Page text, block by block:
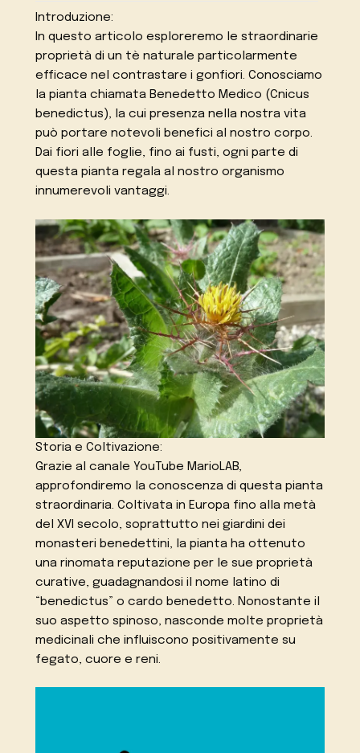
Introduzione:
In questo articolo esploreremo le straordinarie
proprietà di un tè naturale particolarmente
efficace nel contrastare i gonfiori. Conosciamo
la pianta chiamata Benedetto Medico (Cnicus
benedictus), la cui presenza nella nostra vita
può portare notevoli benefici al nostro corpo.
Dai fiori alle foglie, fino ai fusti, ogni parte di
questa pianta regala al nostro organismo
innumerevoli vantaggi.
Storia e Coltivazione:
Grazie al canale YouTube MarioLAB,
approfondiremo la conoscenza di questa pianta
straordinaria. Coltivata in Europa fino alla metà
del XVI secolo, soprattutto nei giardini dei
monasteri benedettini, la pianta ha ottenuto
una rinomata reputazione per le sue proprietà
curative, guadagnandosi il nome latino di
“benedictus” o cardo benedetto. Nonostante il
suo aspetto spinoso, nasconde molte proprietà
medicinali che influiscono positivamente su
fegato, cuore e reni.